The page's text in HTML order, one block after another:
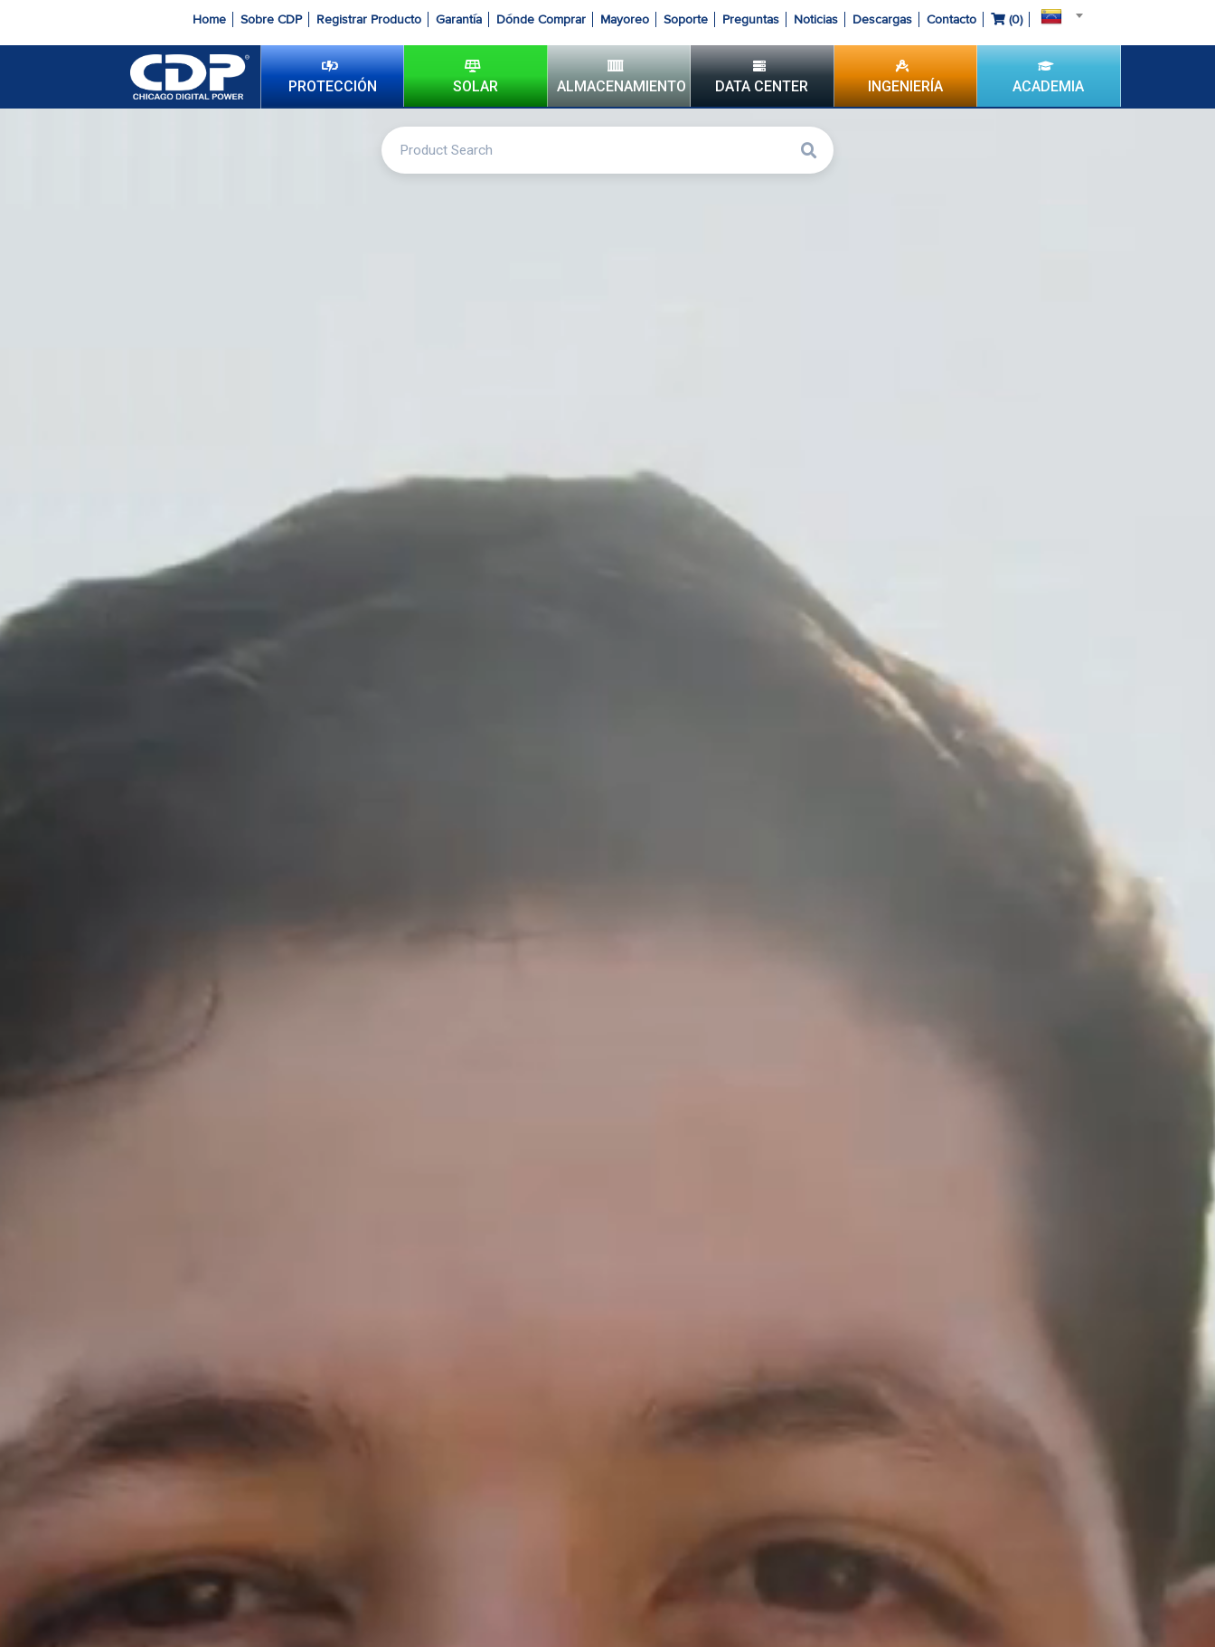
Home Sobre CDP Registrar Producto Garantía Dónde Comprar Mayoreo Soporte Preguntas Noticias Descargas Contacto (0)
PROTECCIÓN SOLAR ALMACENAMIENTO DATA CENTER INGENIERÍA ACADEMIA